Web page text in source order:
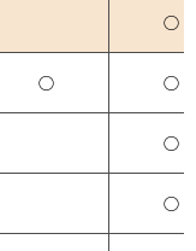
○
○ ○
○
○